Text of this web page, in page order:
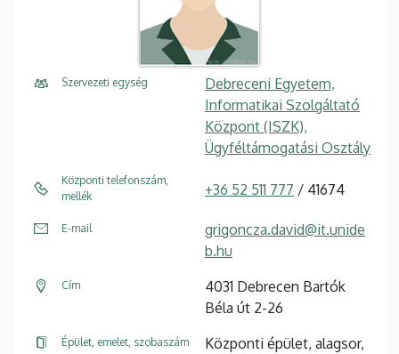
Szervezeti egység
Debreceni Egyetem,
Informatikai Szolgáltató
Központ (ISZK),
Ügyféltámogatási Osztály
Központi telefonszám,
mellék
+36 52 511 777 / 41674
E-mail
grigoncza.david@it.unide
b.hu
Cím
4031 Debrecen Bartók
Béla út 2-26
Épület, emelet, szobaszám
Központi épület, alagsor,